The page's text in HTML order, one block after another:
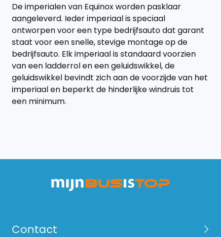
De imperialen van Equinox worden pasklaar
aangeleverd. Ieder imperiaal is speciaal
ontworpen voor een type bedrijfsauto dat garant
staat voor een snelle, stevige montage op de
bedrijfsauto. Elk imperiaal is standaard voorzien
van een ladderrol en een geluidswikkel, de
geluidswikkel bevindt zich aan de voorzijde van het
imperiaal en beperkt de hinderlijke windruis tot
een minimum.
Contact